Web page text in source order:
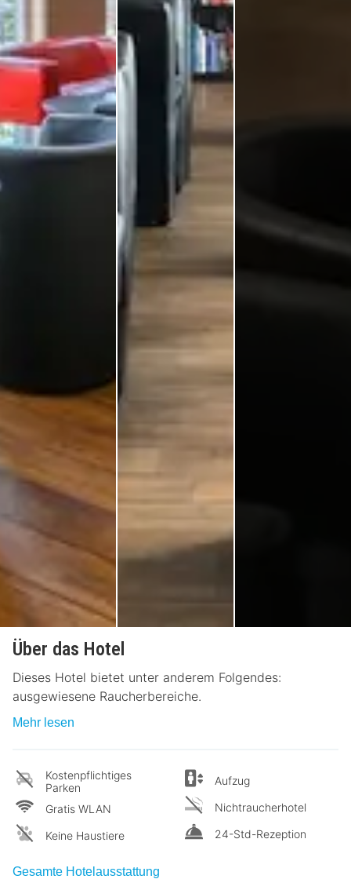
Über das Hotel
Dieses Hotel bietet unter anderem Folgendes:
ausgewiesene Raucherbereiche.
Mehr lesen
Kostenpflichtiges
Parken
Gratis WLAN
Keine Haustiere
Aufzug
Nichtraucherhotel
24-Std-Rezeption
Gesamte Hotelausstattung